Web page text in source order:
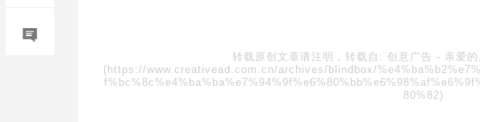
转载原创文章请注明，转载自: 创意广告 - 亲爱
(https://www.creativead.com.cn/archives/blindbox/
80%82)